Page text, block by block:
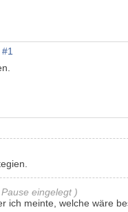
#1
eingelegt )
ich meinte, welche wäre